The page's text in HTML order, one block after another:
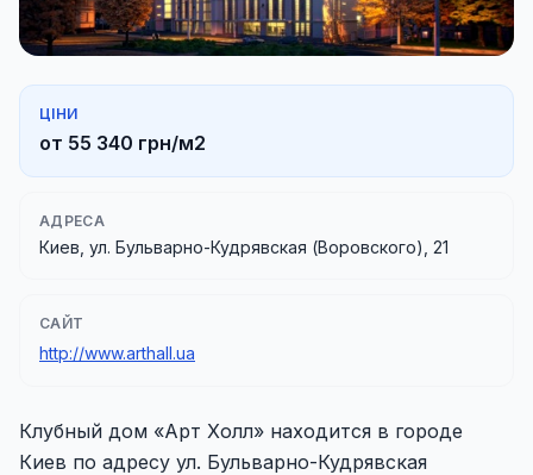
ЦІНИ
от 55 340 грн/м2
АДРЕСА
Киев, ул. Бульварно-Кудрявская (Воровского), 21
САЙТ
http://www.arthall.ua
Клубный дом «Арт Холл» находится в городе
Киев по адресу ул. Бульварно-Кудрявская